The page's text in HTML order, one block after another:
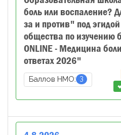
боль или воспаление?
за и против" под
общества по изучению
ONLINE - Медицина
ответах 2026"
Баллов НМО: 3